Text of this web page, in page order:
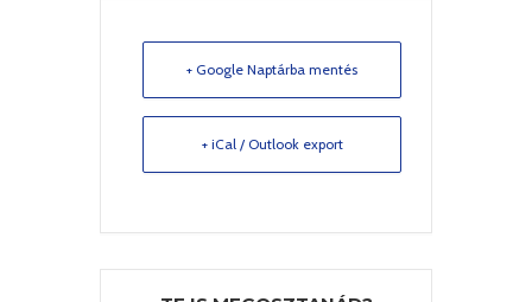
+ Google Naptárba mentés
+ iCal / Outlook export